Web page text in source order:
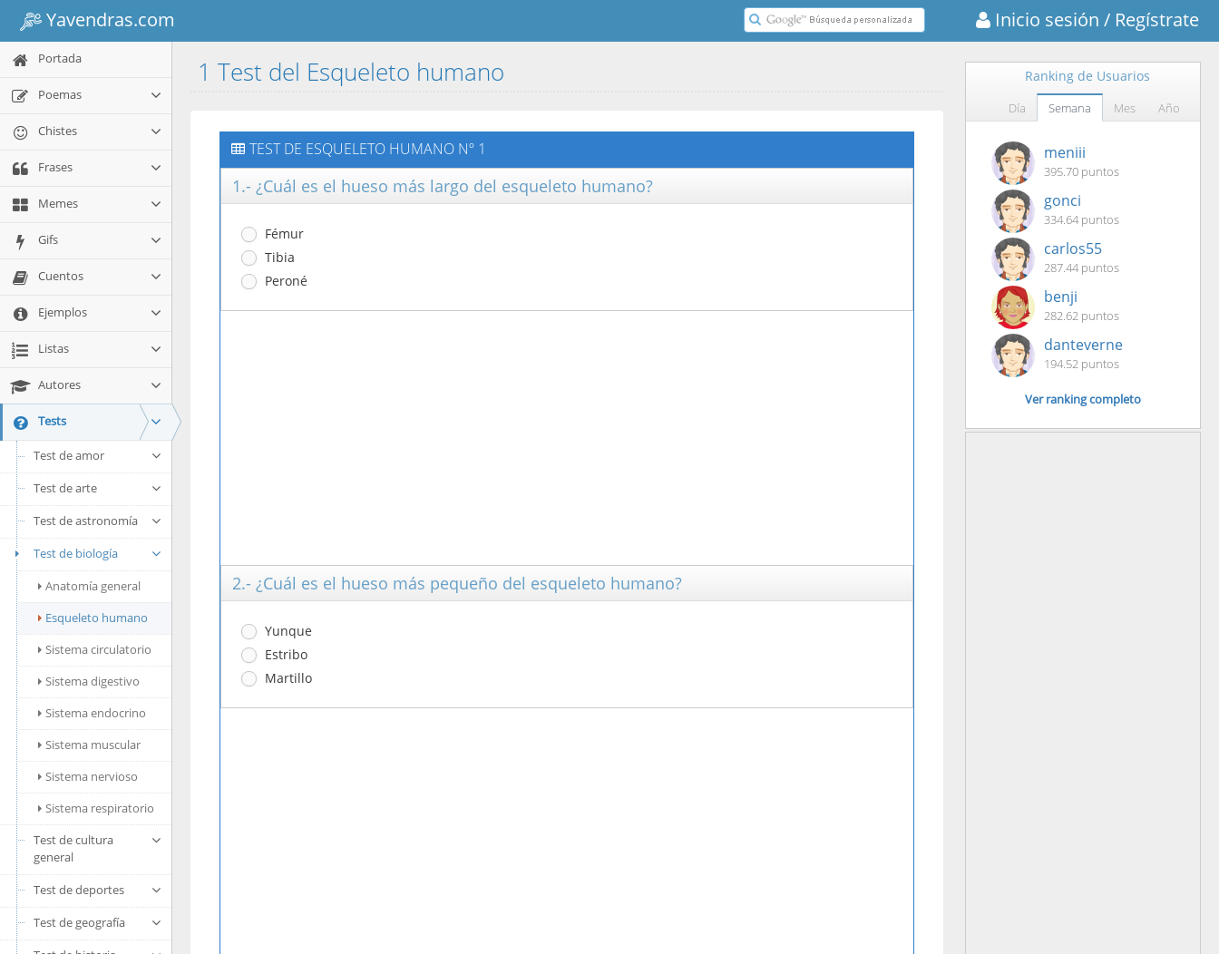
Yavendras.com Inicio sesión / Regístrate
Portada
Poemas
Chistes
Frases
Memes
Gifs
Cuentos
Ejemplos
Listas
Autores
Tests
Test de amor
Test de arte
Test de astronomía
Test de biología
Anatomía general
Esqueleto humano
Sistema circulatorio
Sistema digestivo
Sistema endocrino
Sistema muscular
Sistema nervioso
Sistema respiratorio
Test de cultura
general
Test de deportes
Test de geografía
1 Test del Esqueleto humano
TEST DE ESQUELETO HUMANO Nº 1
1.- ¿Cuál es el hueso más largo del esqueleto humano?
Fémur
Tibia
Peroné
2.- ¿Cuál es el hueso más pequeño del esqueleto humano?
Yunque
Estribo
Martillo
Ranking de Usuarios
Día Semana Mes Año
meniii
395.70 puntos
gonci
334.64 puntos
carlos55
287.44 puntos
benji
282.62 puntos
danteverne
194.52 puntos
Ver ranking completo